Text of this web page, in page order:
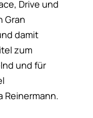
Drive und
Gran
damit
zum
und für
Reinermann.